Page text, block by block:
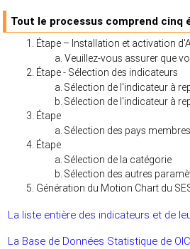
Tout le processus comprend cinq
Étape – Installation et activation
Veuillez-vous assurer que
Étape - Sélection des indicateurs
Sélection de l'indicateur à
Sélection de l'indicateur à
Étape
Sélection des pays
Étape
Sélection de la catégorie
Sélection des autres
Génération du Motion Chart du
La liste entière des indicateurs et de
La Base de Données Statistique de